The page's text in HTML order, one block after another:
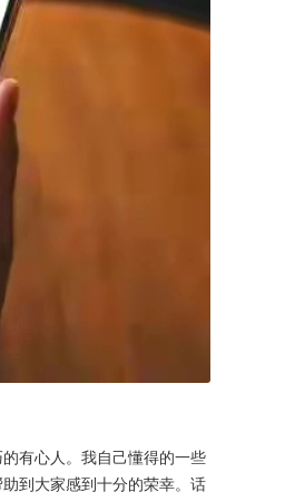
有心人。我自己懂得的一些
到大家感到十分的荣幸。话